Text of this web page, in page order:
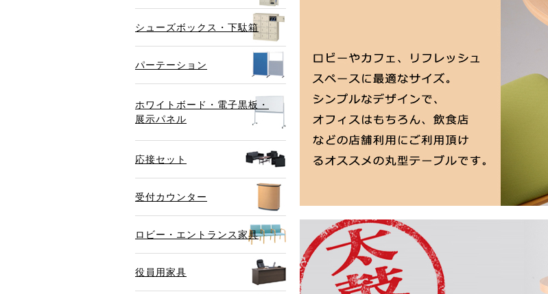
シューズボックス・下駄箱
パーテーション
ホワイトボード・電子黒板・
展示パネル
応接セット
受付カウンター
ロビー・エントランス家具
役員用家具